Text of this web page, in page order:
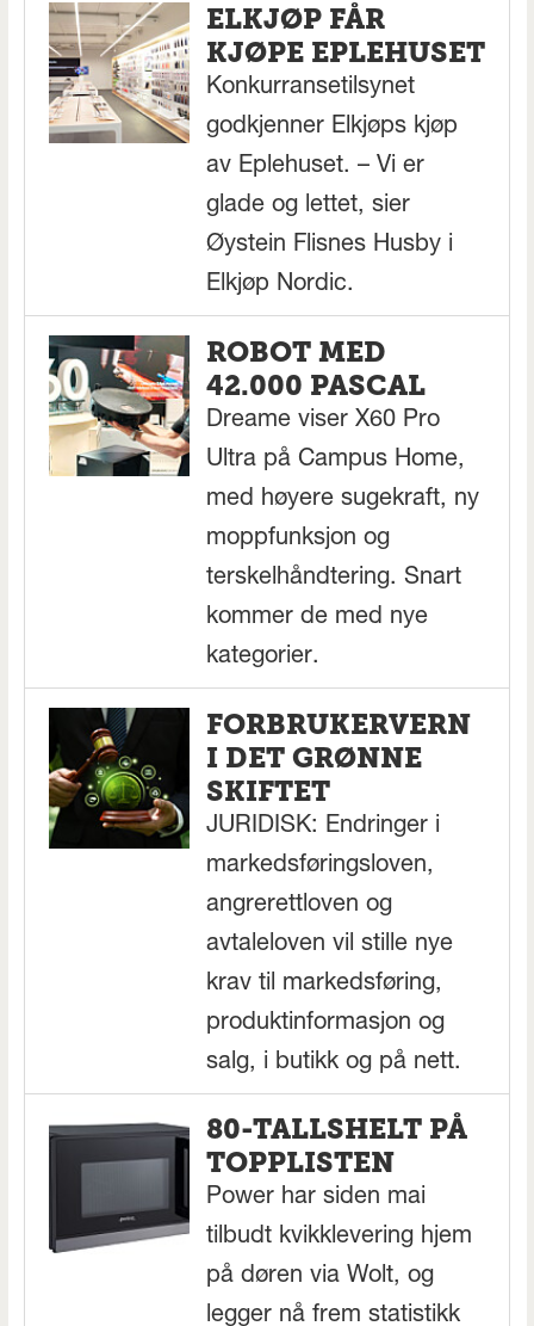
ELKJØP FÅR
KJØPE EPLEHUSET
Konkurransetilsynet
godkjenner Elkjøps kjøp
av Eplehuset. – Vi er
glade og lettet, sier
Øystein Flisnes Husby i
Elkjøp Nordic.
ROBOT MED
42.000 PASCAL
Dreame viser X60 Pro
Ultra på Campus Home,
med høyere sugekraft, ny
moppfunksjon og
terskelhåndtering. Snart
kommer de med nye
kategorier.
FORBRUKERVERN
I DET GRØNNE
SKIFTET
JURIDISK: Endringer i
markedsføringsloven,
angrerettloven og
avtaleloven vil stille nye
krav til markedsføring,
produktinformasjon og
salg, i butikk og på nett.
80-TALLSHELT PÅ
TOPPLISTEN
Power har siden mai
tilbudt kvikklevering hjem
på døren via Wolt, og
legger nå frem statistikk